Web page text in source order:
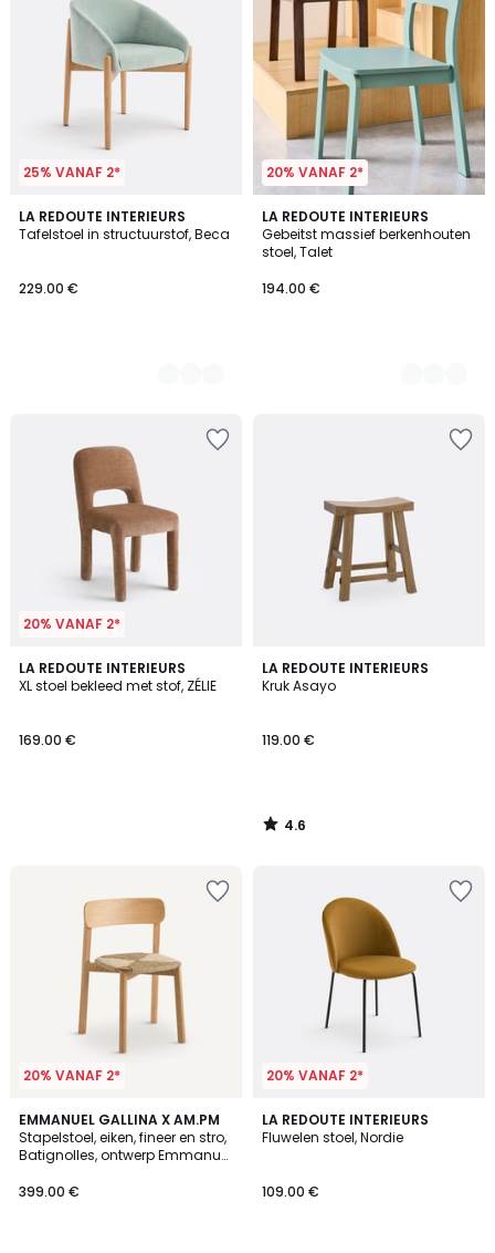
25% VANAF 2*
LA REDOUTE INTERIEURS
Tafelstoel in structuurstof, Beca
229.00 €
2
Kleuren
20% VANAF 2*
LA REDOUTE INTERIEURS
Gebeitst massief berkenhouten
stoel, Talet
194.00 €
3
Kleuren
20% VANAF 2*
LA REDOUTE INTERIEURS
XL stoel bekleed met stof, ZÉLIE
169.00 €
LA REDOUTE INTERIEURS
Kruk Asayo
119.00 €
4.6
/ 5
4.6
/
20% VANAF 2*
EMMANUEL GALLINA X AM.PM
Stapelstoel, eiken, fineer en stro,
Batignolles, ontwerp Emmanuel
399.00 €
4.7
/ 5
20% VANAF 2*
LA REDOUTE INTERIEURS
Fluwelen stoel, Nordie
109.00 €
5
/
2
Kleuren